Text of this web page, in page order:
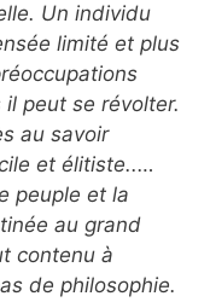
Un individu
limité et plus
peut se révolter.
au savoir
et élitiste..…
peuple et la
au grand
contenu à
de philosophie.